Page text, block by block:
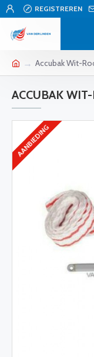
REGISTREREN
Accubak Wit-
ACCUBAK
AANBIEDING